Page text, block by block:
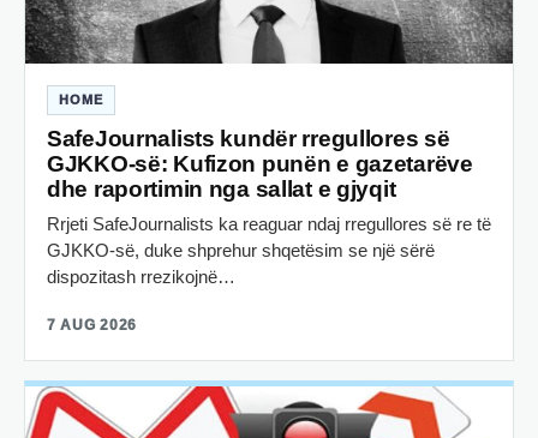
HOME
SafeJournalists kundër rregullores së
GJKKO-së: Kufizon punën e gazetarëve
dhe raportimin nga sallat e gjyqit
Rrjeti SafeJournalists ka reaguar ndaj rregullores së re të
GJKKO-së, duke shprehur shqetësim se një sërë
dispozitash rrezikojnë…
7 AUG 2026